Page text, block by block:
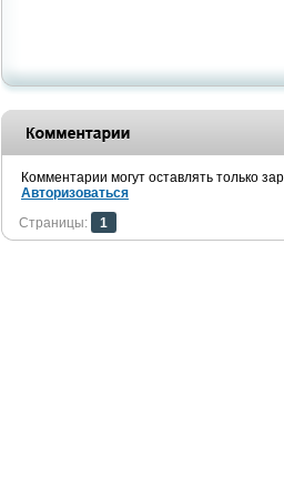
Комментарии могут оставлять только
Авторизоваться
Страницы:
1